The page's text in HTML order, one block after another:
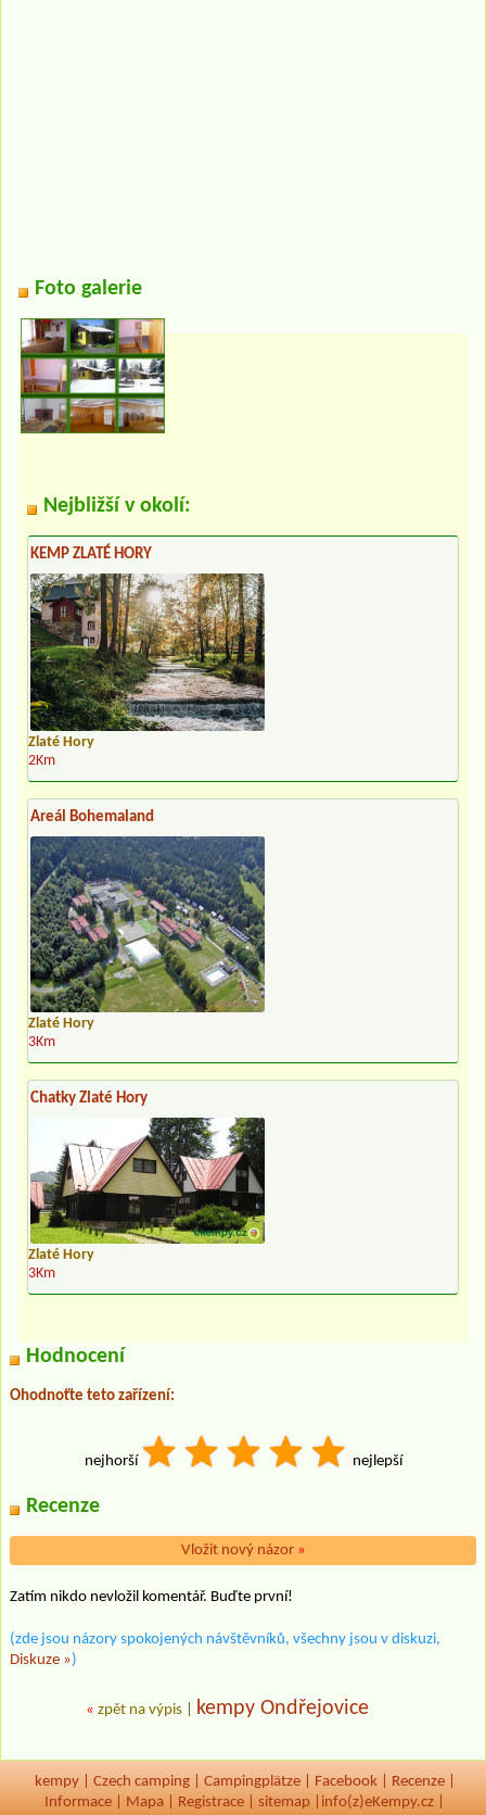
Foto galerie
Nejbližší v okolí:
KEMP ZLATÉ HORY
Zlaté Hory
2Km
Areál Bohemaland
Zlaté Hory
3Km
Chatky Zlaté Hory
Zlaté Hory
3Km
Hodnocení
Ohodnoťte teto zařízení:
nejhorší nejlepší
Recenze
Vložit nový názor »
Zatím nikdo nevložil komentář. Buďte první!
(zde jsou názory spokojených návštěvníků, všechny jsou v diskuzi,
Diskuze »)
« zpět na výpis kempy Ondřejovice
kempy Czech camping Campingplätze Facebook Recenze
Informace
Mapa Registrace sitemap info(z)eKempy.cz |